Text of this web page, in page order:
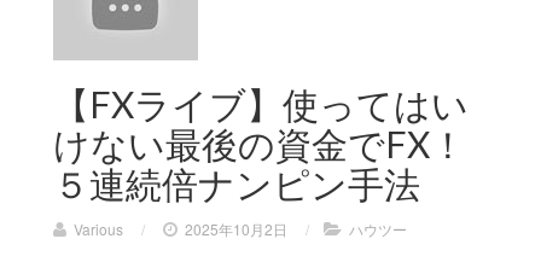
【FXライブ】使ってはい
けない最後の資金でFX！
５連続倍ナンピン手法
Various / 2025年10月2日 / ハウツー